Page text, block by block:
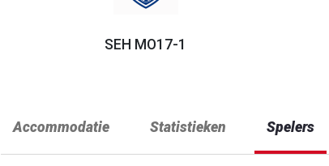
SEH MO17-1
Accommodatie Statistieken Spelers